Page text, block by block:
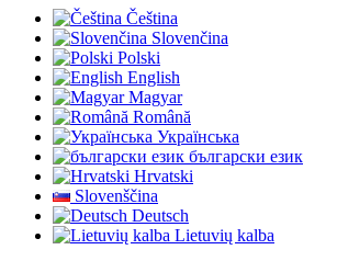
Čeština
Slovenčina
Polski
English
Magyar
Română
Українська
български език
Hrvatski
Slovenščina
Deutsch
Lietuvių kalba